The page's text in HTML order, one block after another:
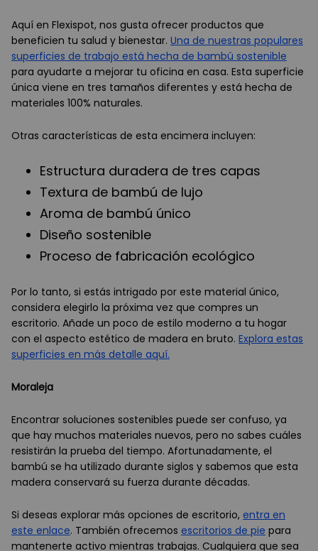
Aquí en Flexispot, nos gusta ofrecer productos que
beneficien tu salud y bienestar. Una de nuestras populares
superficies de trabajo está hecha de bambú sostenible
para ayudarte a mejorar tu oficina en casa. Esta superficie
única viene en tres tamaños diferentes y está hecha de
materiales 100% naturales.
Otras características de esta encimera incluyen:
Estructura duradera de tres capas
Textura de bambú de lujo
Aroma de bambú único
Diseño sostenible
Proceso de fabricación ecológico
Por lo tanto, si estás intrigado por este material único,
considera elegirlo la próxima vez que compres un
escritorio. Añade un poco de estilo moderno a tu hogar
con el aspecto estético de madera en bruto. Explora estas
superficies en más detalle aquí.
Moraleja
Encontrar soluciones sostenibles puede ser confuso, ya
que hay muchos materiales nuevos, pero no sabes cuáles
resistirán la prueba del tiempo. Afortunadamente, el
bambú se ha utilizado durante siglos y sabemos que esta
madera conservará su fuerza durante décadas.
Si deseas explorar más opciones de escritorio, entra en
este enlace. También ofrecemos escritorios de pie para
mantenerte activo mientras trabajas. Cualquiera que sea